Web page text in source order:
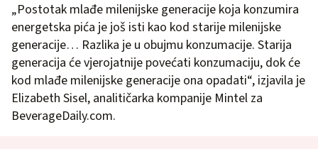
„Postotak mlađe milenijske generacije koja konzumira
energetska pića je još isti kao kod starije milenijske
generacije… Razlika je u obujmu konzumacije. Starija
generacija će vjerojatnije povećati konzumaciju, dok će
kod mlađe milenijske generacije ona opadati“, izjavila je
Elizabeth Sisel, analitičarka kompanije Mintel za
BeverageDaily.com.